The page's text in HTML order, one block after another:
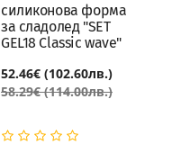
силиконова форма
за сладолед "SET
GEL18 Classic wave"
52.46€ (102.60лв.)
58.29€ (114.00лв.)